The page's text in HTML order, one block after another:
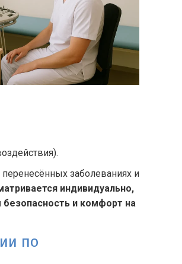
заболеваниях и
индивидуально,
и комфорт на
по